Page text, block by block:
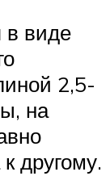
в виде
2,5-
на
другому.